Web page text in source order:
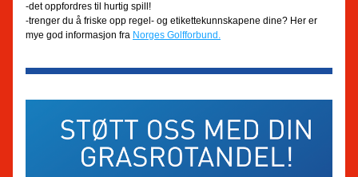
-det oppfordres til hurtig spill!
-trenger du å friske opp regel- og etikettekunnskapene dine? Her er
mye god informasjon fra Norges Golfforbund.